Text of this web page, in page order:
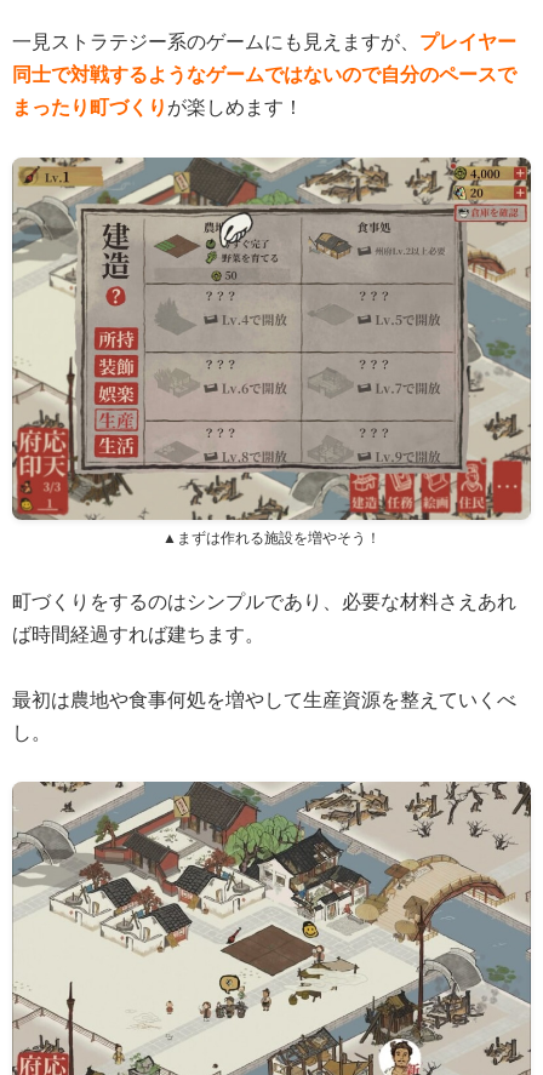
一見ストラテジー系のゲームにも見えますが、 プレイヤー
同士で対戦するようなゲームではないので自分のペースで
まったり町づくり が楽しめます！
▲まずは作れる施設を増やそう！
町づくりをするのはシンプルであり、必要な材料さえあれ
ば時間経過すれば建ちます。
最初は農地や食事何処を増やして生産資源を整えていくべ
し。